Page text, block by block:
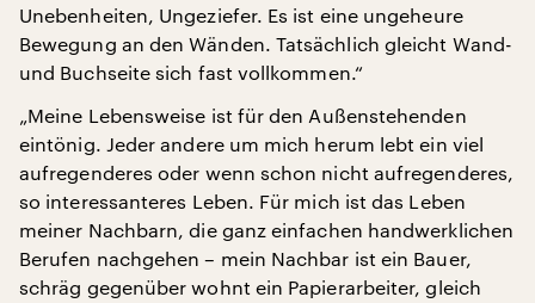
Unebenheiten, Ungeziefer. Es ist eine ungeheure
Bewegung an den Wänden. Tatsächlich gleicht Wand-
und Buchseite sich fast vollkommen.“
„Meine Lebensweise ist für den Außenstehenden
eintönig. Jeder andere um mich herum lebt ein viel
aufregenderes oder wenn schon nicht aufregenderes,
so interessanteres Leben. Für mich ist das Leben
meiner Nachbarn, die ganz einfachen handwerklichen
Berufen nachgehen – mein Nachbar ist ein Bauer,
schräg gegenüber wohnt ein Papierarbeiter, gleich